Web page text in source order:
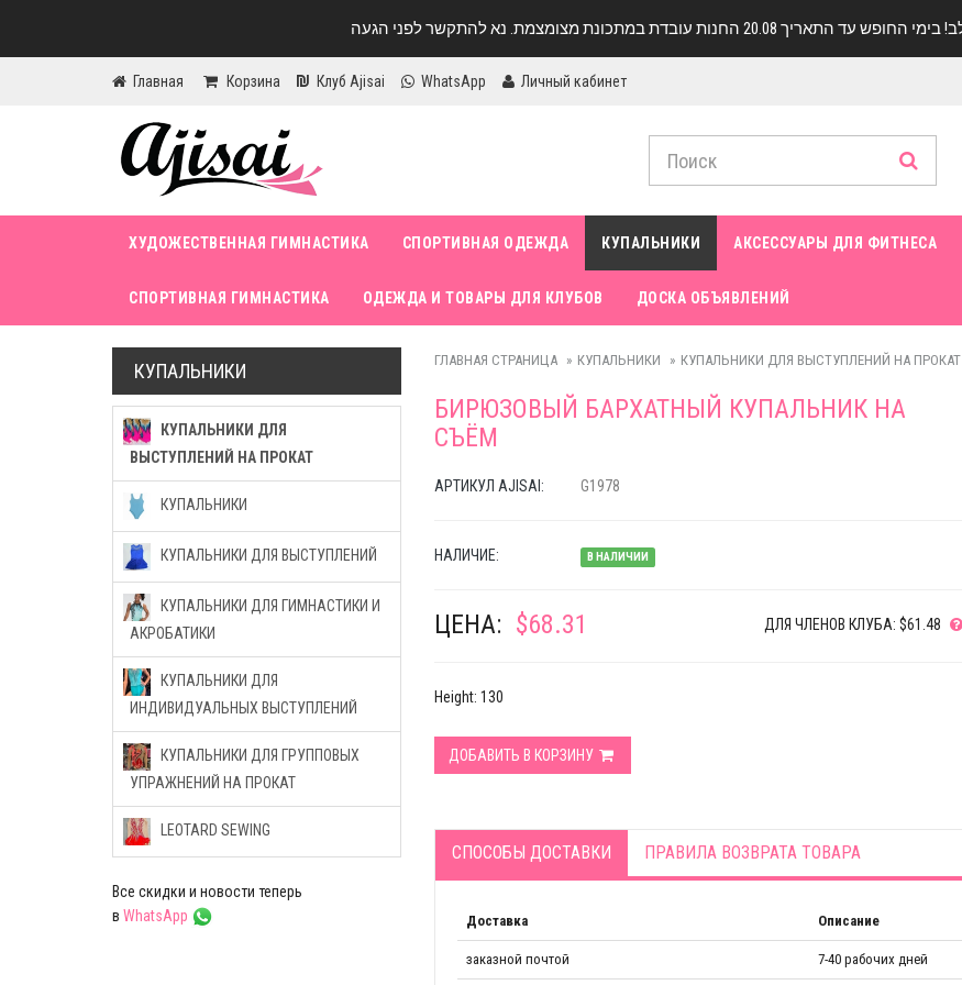
Главная Корзина Клуб Ajisai WhatsApp Личный кабинет
ХУДОЖЕСТВЕННАЯ ГИМНАСТИКА СПОРТИВНАЯ ОДЕЖДА КУПАЛЬНИКИ АКСЕССУАРЫ ДЛЯ ФИТНЕСА
СПОРТИВНАЯ ГИМНАСТИКА ОДЕЖДА И ТОВАРЫ ДЛЯ КЛУБОВ ДОСКА ОБЪЯВЛЕНИЙ
ГЛАВНАЯ СТРАНИЦА КУПАЛЬНИКИ КУПАЛЬНИКИ ДЛЯ ВЫСТУПЛЕНИЙ НА ПРОКАТ
БИРЮЗОВЫЙ БАРХАТНЫЙ КУПАЛЬНИК НА
СЪЁМ
АРТИКУЛ AJISAI: G1978
НАЛИЧИЕ: В НАЛИЧИИ
ЦЕНА: $68.31 ДЛЯ ЧЛЕНОВ КЛУБА: $61.48
Height: 130
ДОБАВИТЬ В КОРЗИНУ
СПОСОБЫ ДОСТАВКИ ПРАВИЛА ВОЗВРАТА ТОВАРА
Доставка Описание
заказной почтой 7-40 рабочих дней
КУПАЛЬНИКИ
КУПАЛЬНИКИ ДЛЯ
ВЫСТУПЛЕНИЙ НА ПРОКАТ
КУПАЛЬНИКИ
КУПАЛЬНИКИ ДЛЯ ВЫСТУПЛЕНИЙ
КУПАЛЬНИКИ ДЛЯ ГИМНАСТИКИ И
АКРОБАТИКИ
КУПАЛЬНИКИ ДЛЯ
ИНДИВИДУАЛЬНЫХ ВЫСТУПЛЕНИЙ
КУПАЛЬНИКИ ДЛЯ ГРУППОВЫХ
УПРАЖНЕНИЙ НА ПРОКАТ
LEOTARD SEWING
Все скидки и новости теперь
в WhatsApp